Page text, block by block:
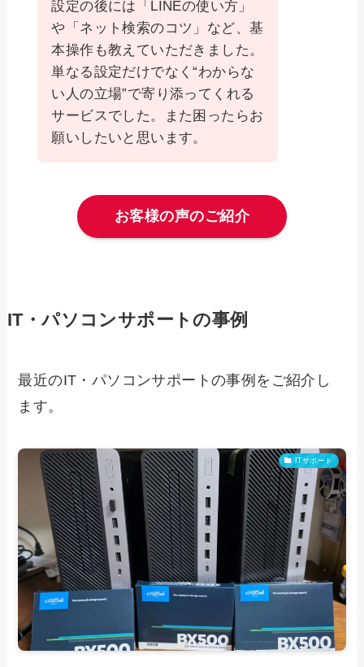
設定の後には「LINEの使い方」
や「ネット検索のコツ」など、基
本操作も教えていただきました。
単なる設定だけでなく“わからな
い人の立場”で寄り添ってくれる
サービスでした。また困ったらお
願いしたいと思います。
お客様の声のご紹介
IT・パソコンサポートの事例
最近のIT・パソコンサポートの事例をご紹介し
ます。
ITサポート